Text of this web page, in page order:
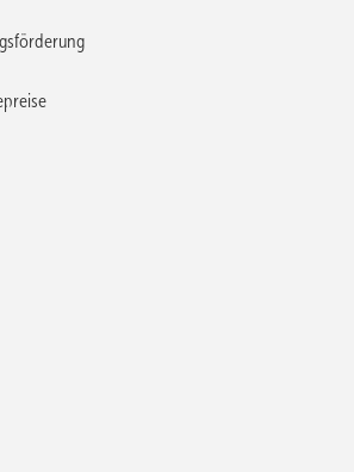
erkennen, Lösungen entwickeln –
vermitteln praxisorientierte Methoden
von Wärmepumpenanlagen.
moderne Heizsysteme fachgerecht plant,
aktuelles Praxiswissen. Elco bietet dafür
„Elco Experience“ ein bundesweites
Programm Seminare, Trainings und
regionalen Standorten. Im Fokus stehen
sichere Planung, effiziente Installation
Betrieb der Anlagen unterstützen. Ergänzend
Akademie in Hechingen vertiefende
Anwendungen.